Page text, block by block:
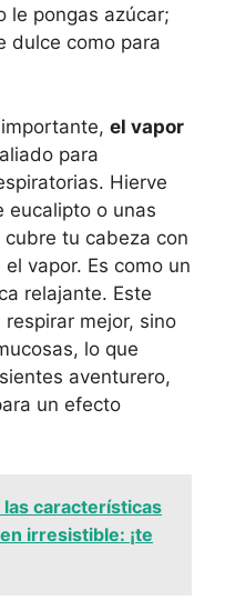
le pongas azúcar;
dulce como para
el vapor
para
Hierve
eucalipto o unas
tu cabeza con
vapor. Es como un
relajante. Este
mejor, sino
lo que
aventurero,
un efecto
características
irresistible: ¡te